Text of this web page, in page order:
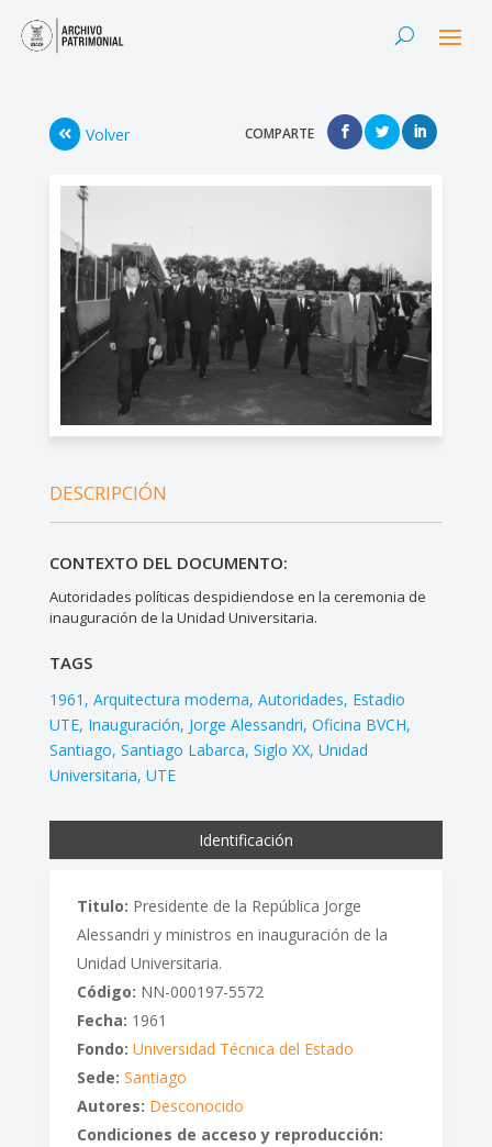
Volver COMPARTE
DESCRIPCIÓN
CONTEXTO DEL DOCUMENTO:
Autoridades políticas despidiendose en la ceremonia de
inauguración de la Unidad Universitaria.
TAGS
1961 Arquitectura moderna Autoridades Estadio
UTE Inauguración Jorge Alessandri Oficina BVCH
Santiago Santiago Labarca Siglo XX Unidad
Universitaria UTE
Identificación
Titulo: Presidente de la República Jorge
Alessandri y ministros en inauguración de la
Unidad Universitaria.
Código: NN-000197-5572
Fecha: 1961
Fondo: Universidad Técnica del Estado
Sede: Santiago
Autores: Desconocido
Condiciones de acceso y reproducción: